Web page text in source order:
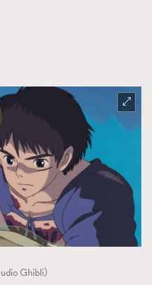
FigaroAesthetic
Ghibli）